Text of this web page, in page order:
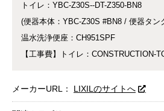
トイレ：YBC-Z30S--DT-Z350-BN8
(便器本体：YBC-Z30S #BN8 / 便器タン
温水洗浄便座：CH951SPF
【工事費】トイレ：CONSTRUCTION-
メーカーURL： LIXILのサイトへ